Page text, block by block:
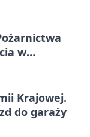
w
Krajowej.
do garaży